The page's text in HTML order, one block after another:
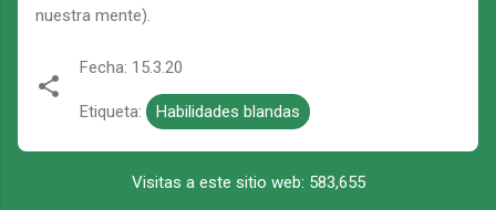
nuestra mente).
Fecha: 15.3.20
Etiqueta: Habilidades blandas
Visitas a este sitio web: 583,655